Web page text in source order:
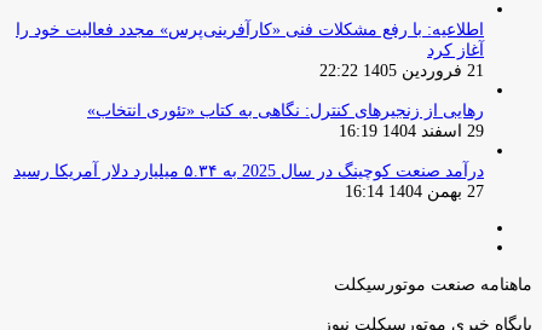
اطلاعیه: با رفع مشکلات فنی «کارآفرینی‌پرس» مجدد فعالیت خود را
آغاز کرد
21 فروردین 1405 22:22
رهایی از زنجیرهای کنترل: نگاهی به کتاب «تئوری انتخاب»
29 اسفند 1404 16:19
درآمد صنعت کوچینگ در سال 2025 به ۵.۳۴ میلیارد دلار آمریکا رسید
27 بهمن 1404 16:14
ماهنامه صنعت موتورسیکلت
پایگاه خبری موتورسیکلت نیوز